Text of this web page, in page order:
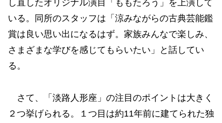
し直したオリジナル演目「ももたろう」を上演して
いる。同所のスタッフは「涼みながらの古典芸能鑑
賞は良い思い出になるはず。家族みんなで楽しみ、
さまざまな学びを感じてもらいたい」と話してい
る。
さて、「淡路人形座」の注目のポイントは大きく
２つ挙げられる。１つ目は約11年前に建てられた独